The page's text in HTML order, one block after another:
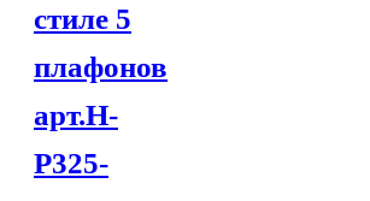
стиле 5
плафонов
арт.H-
P325-